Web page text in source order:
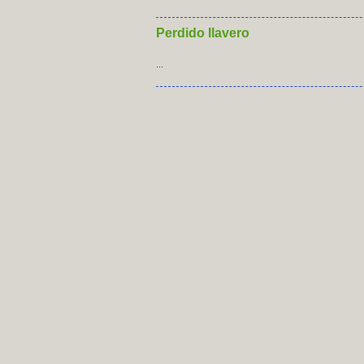
Perdido llavero